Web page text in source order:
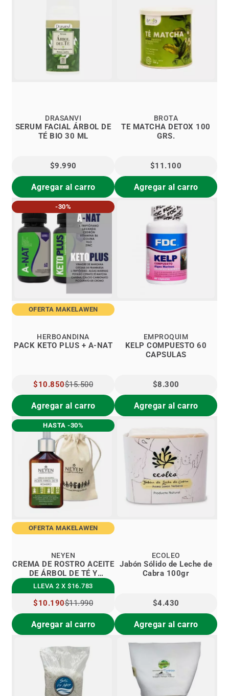
SERUM FACIAL ÁRBOL DE
TÉ BIO 30 ML
DRASANVI
$9.990
Agregar al carro
TE MATCHA DETOX 100
GRS.
BROTA
$11.100
Agregar al carro
-30%
OFERTA MAKELAWEN
PACK KETO PLUS + A-NAT
HERBOANDINA
PRECIO
ESPECIAL
$10.850$15.500
Agregar al carro
KELP COMPUESTO 60
CAPSULAS
EMPROQUIM
$8.300
Agregar al carro
HASTA -30%
OFERTA MAKELAWEN
CREMA DE ROSTRO ACEITE
DE ÁRBOL DE TÉ Y
ROMERO
NEYEN
LLEVA 2 X $16.783
PRECIO
ESPECIAL
$10.190$11.990
Agregar al carro
Jabón Sólido de Leche de
Cabra 100gr
ECOLEO
$4.430
Agregar al carro